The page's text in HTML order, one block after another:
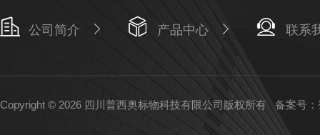
公司简介 产品中心 联系
Copyright © 2026 四川普西奥标物科技有限公司版权所有 备案号：